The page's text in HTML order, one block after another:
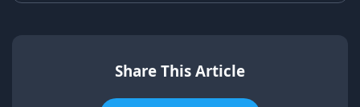
Share This Article